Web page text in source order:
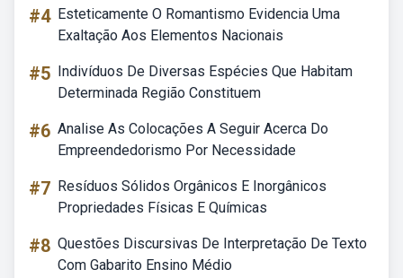
#4 Esteticamente O Romantismo Evidencia Uma
Exaltação Aos Elementos Nacionais
#5 Indivíduos De Diversas Espécies Que Habitam
Determinada Região Constituem
#6 Analise As Colocações A Seguir Acerca Do
Empreendedorismo Por Necessidade
#7 Resíduos Sólidos Orgânicos E Inorgânicos
Propriedades Físicas E Químicas
#8 Questões Discursivas De Interpretação De Texto
Com Gabarito Ensino Médio